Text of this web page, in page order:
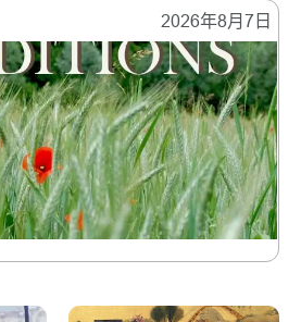
2026年8月7日